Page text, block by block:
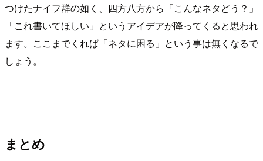
つけたナイフ群の如く、四方八方から「こんなネタどう？」
「これ書いてほしい」というアイデアが降ってくると思われ
ます。ここまでくれば「ネタに困る」という事は無くなるで
しょう。
まとめ